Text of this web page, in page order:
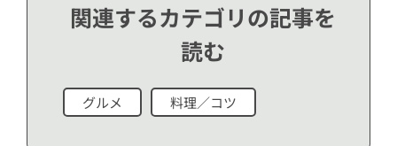
関連するカテゴリの記事を
読む
グルメ 料理／コツ